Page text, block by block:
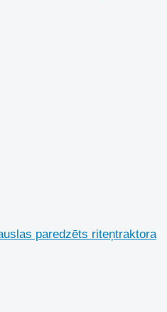
paredzēts riteņtraktora